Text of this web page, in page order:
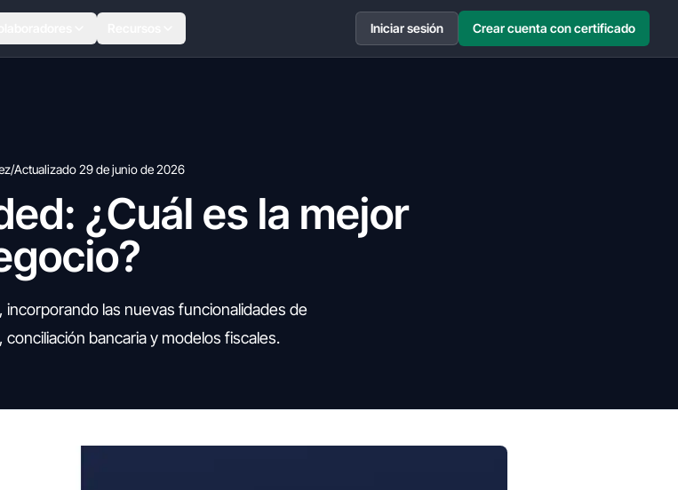
Iniciar sesión Crear cuenta con certificado
/Actualizado 29 de junio de 2026
¿Cuál es la mejor
incorporando las nuevas funcionalidades de
bancaria y modelos fiscales.